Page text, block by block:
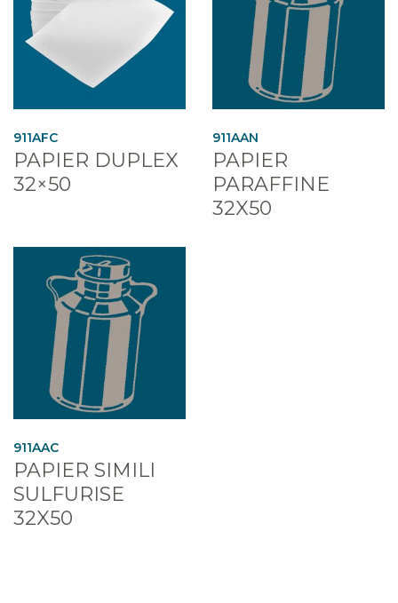
911AFC
PAPIER DUPLEX
32×50
911AAN
PAPIER
PARAFFINE
32X50
911AAC
PAPIER SIMILI
SULFURISE
32X50